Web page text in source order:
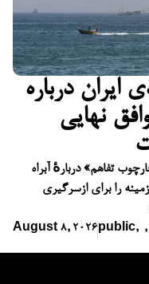
درباره
نهایی
تفاهم» دربارهٔ آبراه
را برای ازسرگیری
August 8, 2026 public, ,